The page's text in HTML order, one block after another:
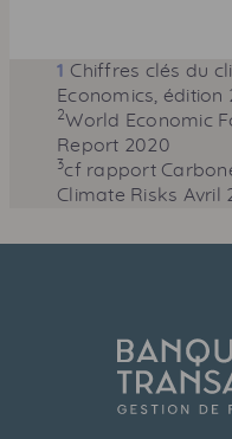
1 Chiffres clés du
Economics , édition
2World Economic
Report 2020
3cf rapport
Climate Risks Avril